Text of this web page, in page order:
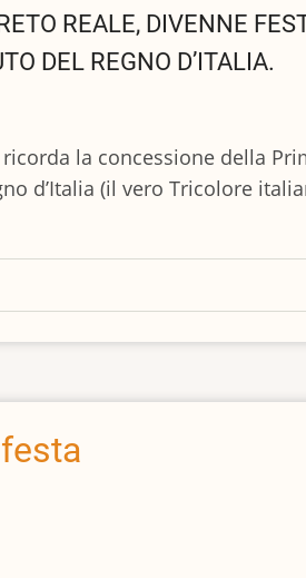
REALE, DIVENNE
DEL REGNO D’ITALIA.
la concessione della
d’Italia (il vero Tricolore